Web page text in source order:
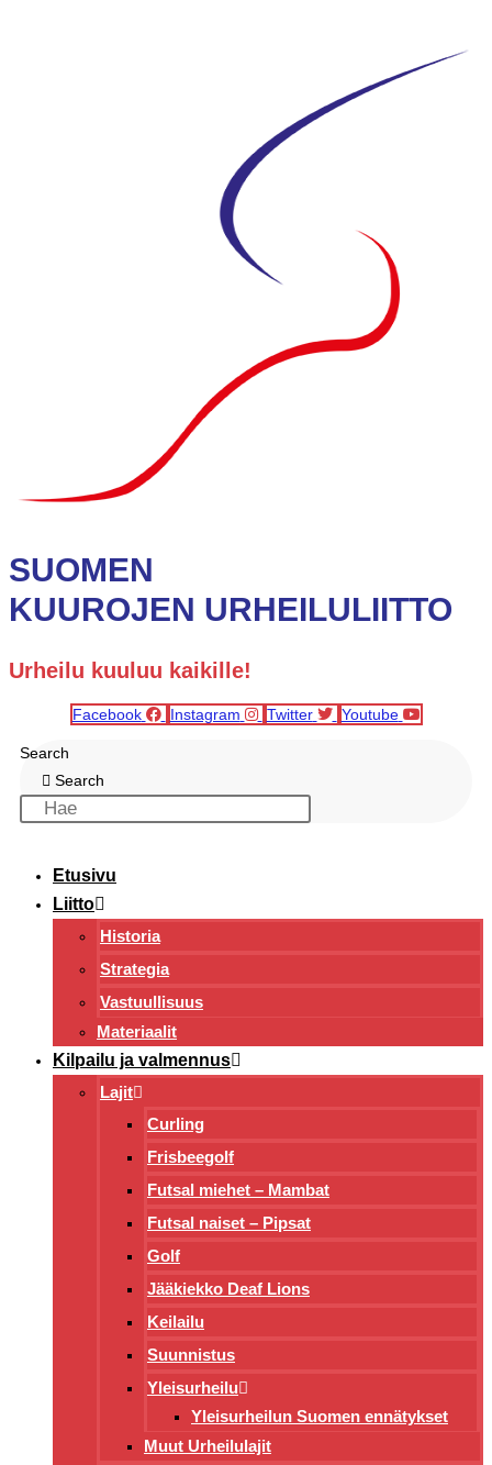
SUOMEN
KUUROJEN URHEILULIITTO
Urheilu kuuluu kaikille!
Facebook Instagram Twitter Youtube
Search
Search
Etusivu
Liitto
Historia
Strategia
Vastuullisuus
Materiaalit
Kilpailu ja valmennus
Lajit
Curling
Frisbeegolf
Futsal miehet – Mambat
Futsal naiset – Pipsat
Golf
Jääkiekko Deaf Lions
Keilailu
Suunnistus
Yleisurheilu
Yleisurheilun Suomen ennätykset
Muut Urheilulajit